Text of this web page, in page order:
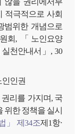
적극적으로 사회
범위한 개념으로
회, 「노인요양
천안내서」, 30
인권
리를 가지며, 국
위한 정책을 실시
」 제34조제1항·